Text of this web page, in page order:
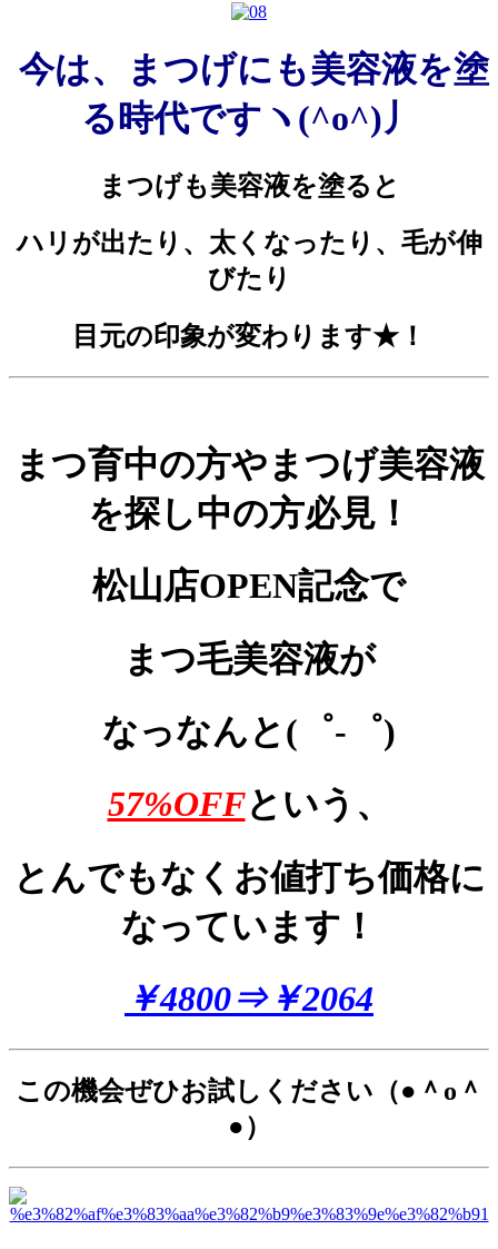
今は、まつげにも美容液を塗
る時代ですヽ(^o^)丿
まつげも美容液を塗ると
ハリが出たり、太くなったり、毛が伸
びたり
目元の印象が変わります★！
まつ育中の方やまつげ美容液
を探し中の方必見！
松山店OPEN記念で
まつ毛美容液が
なっなんと(゜-゜)
57%OFFという、
とんでもなくお値打ち価格に
なっています！
￥4800⇒￥2064
この機会ぜひお試しください（●＾o＾
●）